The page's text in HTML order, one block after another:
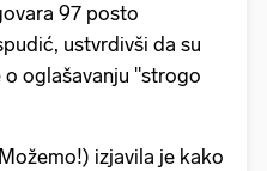
97 posto
ustvrdivši da su
oglašavanju "strogo
izjavila je kako